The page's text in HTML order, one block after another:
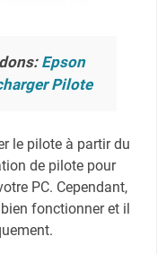
Epson
Pilote
le pilote à partir du
de pilote pour
PC. Cependant,
fonctionner et il